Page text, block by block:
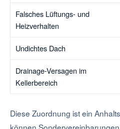
Falsches Lüftungs- und
Heizverhalten
Undichtes Dach
Drainage-Versagen im
Kellerbereich
Diese Zuordnung ist ein